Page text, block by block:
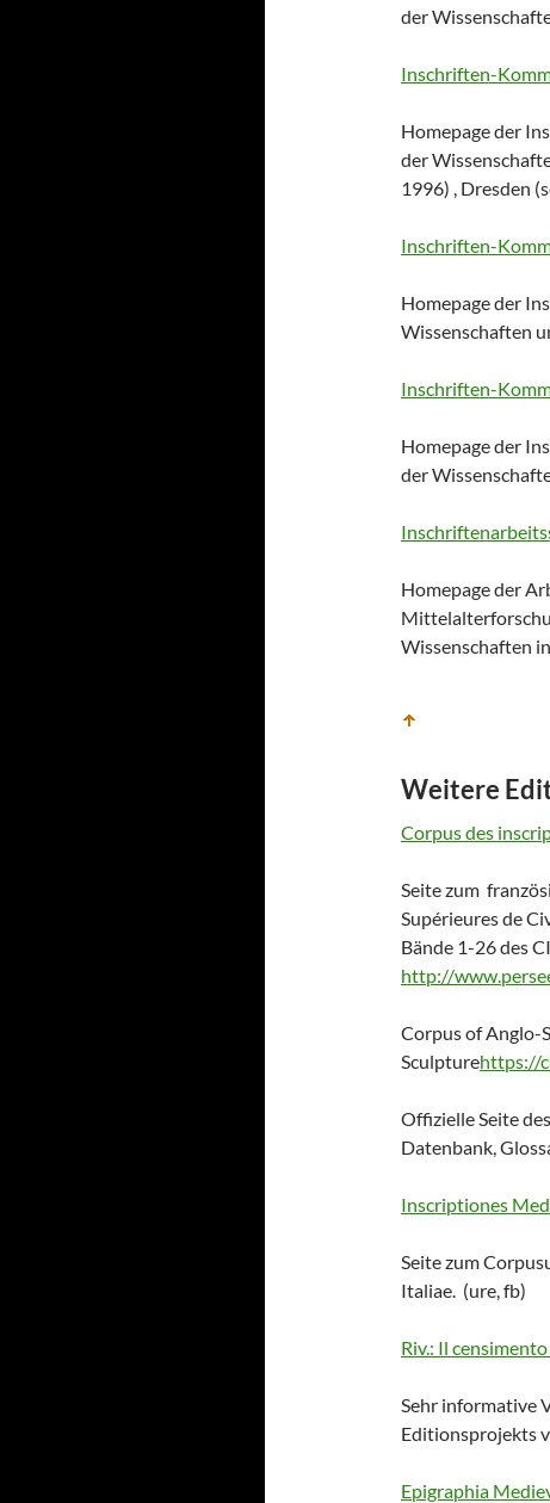
der
Inschriften-
Homepage der
der
1996) , Dresden
Inschriften-
Homepage der
Wissenschaften
Inschriften-
Homepage der
der
Homepage der
Wissenschaften
Weitere
Corpus des
Seite zum
Supérieures de
Bände 1-26 des
http://
Corpus of Anglo-
Sculpturehttps://
Offizielle Seite
Datenbank,
Inscriptiones
Seite zum
Italiae. (ure, fb)
Riv.: Il
Sehr informative
Editionsprojekts
Epigraphia